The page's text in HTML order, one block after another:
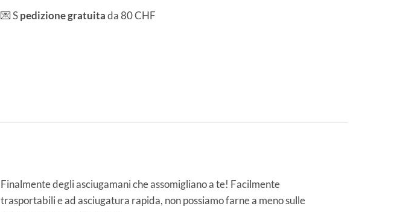
💌 Spedizione gratuitada 80 CHF
Finalmente degli asciugamani che assomigliano a te! Facilmente
trasportabili e ad asciugatura rapida, non possiamo farne a meno sulle